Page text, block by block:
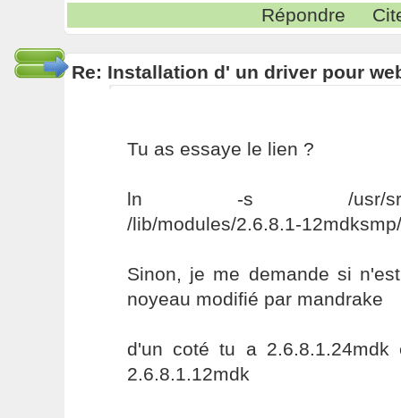
Répondre
Re: Installation d' un driver pour
Tu as essaye le lien ?
ln -s /usr/src/linux-
/lib/modules/2.6.8.1-
Sinon, je me demande si
noyeau modifié par mandrake
d'un coté tu a
2.6.8.1.12mdk